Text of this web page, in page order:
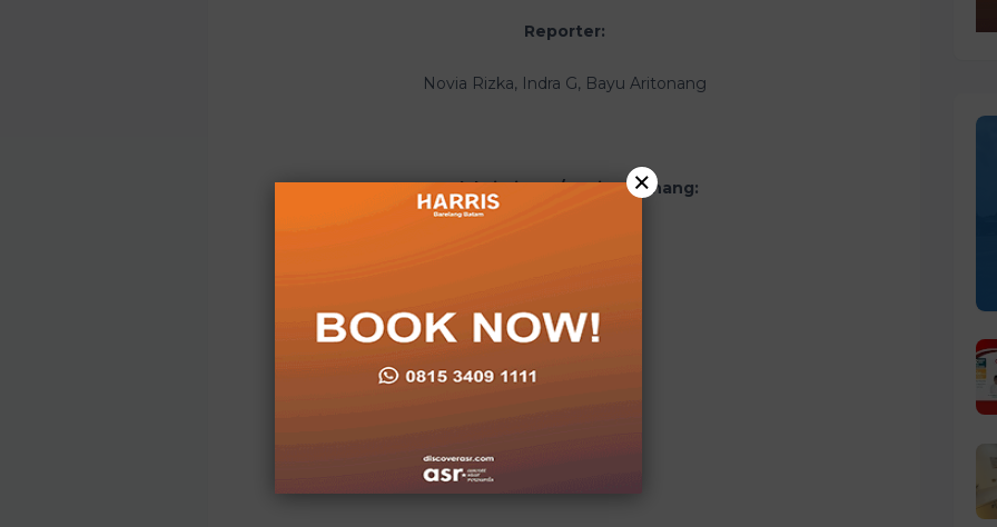
Reporter:
Novia Rizka, Indra G, Bayu Aritonang
Redaksi Bintan/Tanjungpinang:
Doni Halsingky
×